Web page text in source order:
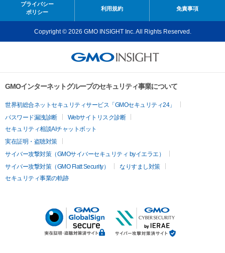
プライバシー
ポリシー
利用規約 免責事項
Copyright © 2026 GMO INSIGHT Inc. All Rights Reserved.
GMOインターネットグループのセキュリティ事業について
世界初総合ネットセキュリティサービス「GMOセキュリティ24」
パスワード漏洩診断
Webサイトリスク診断
セキュリティ相談AIチャットボット
実在証明・盗聴対策
サイバー攻撃対策（GMOサイバーセキュリティ byイエラエ）
サイバー攻撃対策（GMO Flatt Security）
なりすまし対策
セキュリティ事業の軌跡